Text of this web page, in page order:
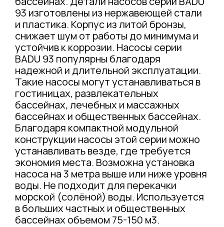
93 изготовлены из нержавеющей стали
и пластика. Корпус из литой бронзы,
снижает шум от работы до минимума и
устойчив к коррозии. Насосы серии
BADU 93 популярны благодаря
надежной и длительной эксплуатации.
Такие насосы могут устанавливаться в
гостиницах, развлекательных
бассейнах, лечебных и массажных
бассейнах и общественных бассейнах.
Благодаря компактной модульной
конструкции насосы этой серии можно
устанавливать везде, где требуется
экономия места. Возможна установка
насоса на 3 метра выше или ниже уровня
воды. Не подходит для перекачки
морской (солёной) воды. Используется
в больших частных и общественных
бассейнах объемом 75-150 м3.